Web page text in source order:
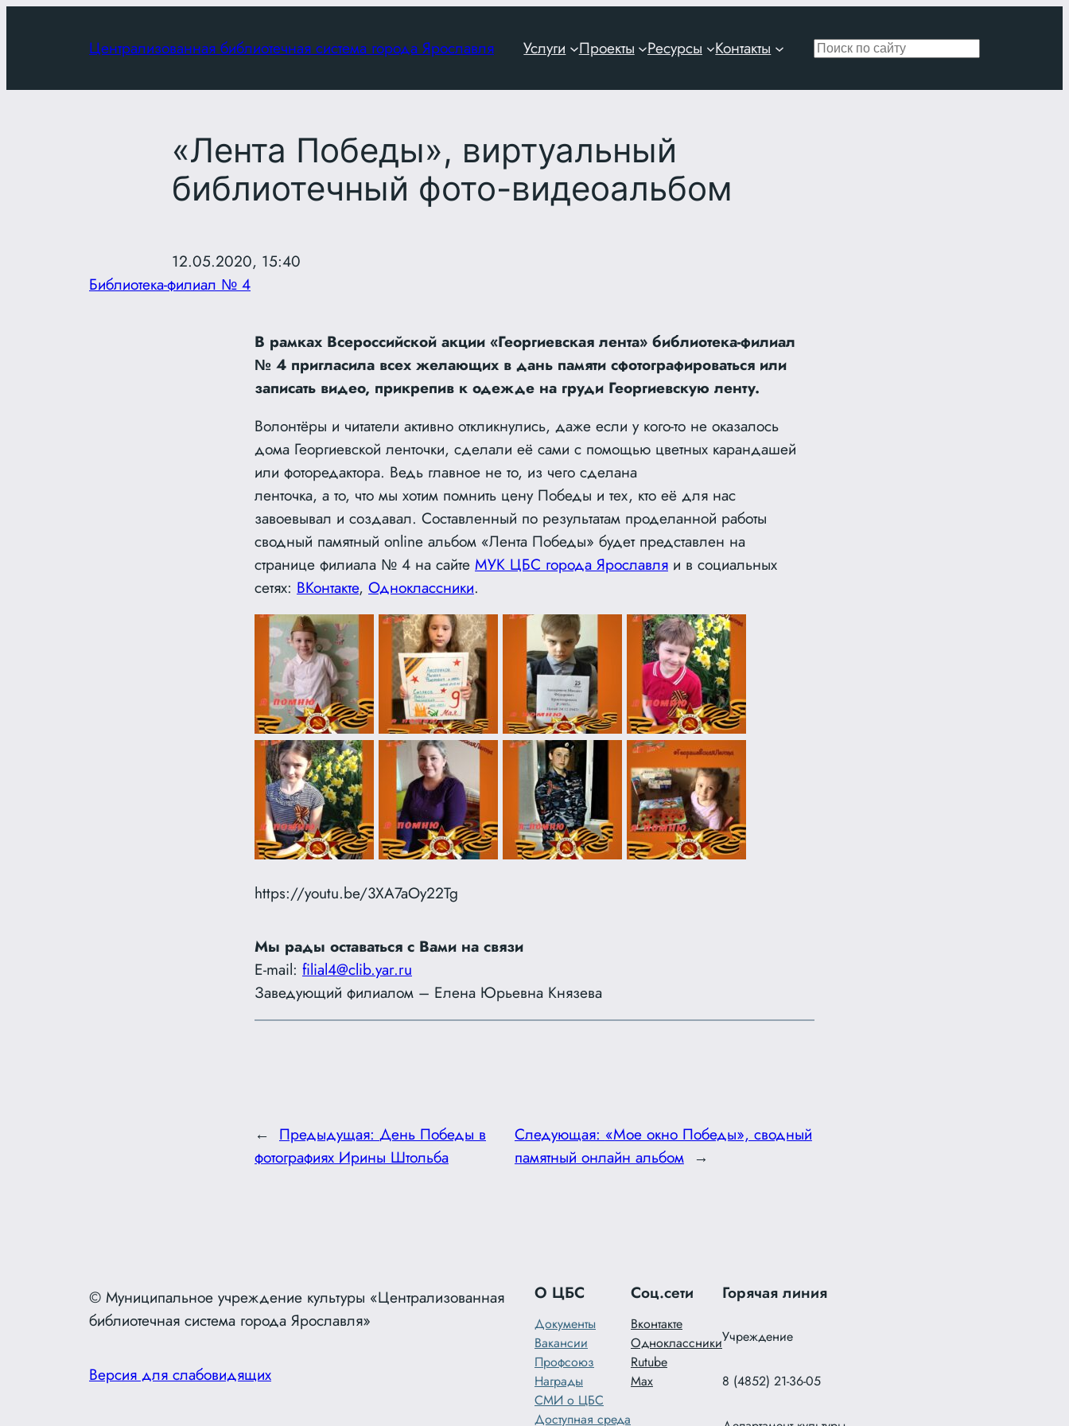
Централизованная библиотечная система города Ярославля Услуги Проекты Ресурсы Контакты Поиск
«Лента Победы», виртуальный
библиотечный фото-видеоальбом
12.05.2020, 15:40
Библиотека-филиал № 4
В рамках Всероссийской акции «Георгиевская лента» библиотека-филиал
№ 4 пригласила всех желающих в дань памяти сфотографироваться или
записать видео, прикрепив к одежде на груди Георгиевскую ленту.
Волонтёры и читатели активно откликнулись, даже если у кого-то не оказалось
дома Георгиевской ленточки, сделали её сами с помощью цветных карандашей
или фоторедактора. Ведь главное не то, из чего сделана
ленточка, а то, что мы хотим помнить цену Победы и тех, кто её для нас
завоевывал и создавал. Составленный по результатам проделанной работы
сводный памятный online альбом «Лента Победы» будет представлен на
странице филиала № 4 на сайте МУК ЦБС города Ярославля и в социальных
сетях: ВКонтакте, Одноклассники.
https://youtu.be/3XA7aOy22Tg
Мы рады оставаться с Вами на связи
E-mail: filial4@clib.yar.ru
Заведующий филиалом – Елена Юрьевна Князева
← Предыдущая: День Победы в
фотографиях Ирины Штольба
Следующая: «Мое окно Победы», сводный
памятный онлайн альбом →
© Муниципальное учреждение культуры «Централизованная
библиотечная система города Ярославля»
Версия для слабовидящих
О ЦБС
Документы
Вакансии
Профсоюз
Награды
СМИ о ЦБС
Доступная среда
Соц.сети
Вконтакте
Одноклассники
Rutube
Max
Горячая линия
Учреждение
8 (4852) 21-36-05